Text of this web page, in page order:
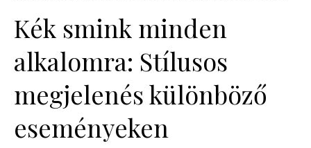
Kék smink minden
alkalomra: Stílusos
megjelenés különböző
eseményeken